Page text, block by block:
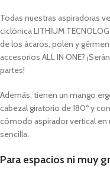
Todas nuestras aspiradoras
ciclónica LITHIUM
de los ácaros, polen y
accesorios ALL IN ONE?
partes!
Además, tienen un mango
cabezal giratorio de 180º y
cómodo aspirador vertical en
sencilla.
Para espacios ni muy